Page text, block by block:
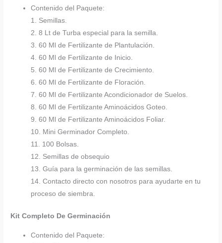
Contenido del Paquete:
1. Semillas.
2. 8 Lt de Turba especial para la semilla.
3. 60 Ml de Fertilizante de Plantulación.
4. 60 Ml de Fertilizante de Inicio.
5. 60 Ml de Fertilizante de Crecimiento.
6. 60 Ml de Fertilizante de Floración.
7. 60 Ml de Fertilizante Acondicionador de Suelos.
8. 60 Ml de Fertilizante Aminoácidos Goteo.
9. 60 Ml de Fertilizante Aminoácidos Foliar.
10. Mini Germinador Completo.
11. 100 Bolsas.
12. Semillas de obsequio
13. Guía para la germinación de las semillas.
14. Contacto directo con nosotros para ayudarte en tu
proceso de siembra.
Kit Completo De Germinación
Contenido del Paquete: